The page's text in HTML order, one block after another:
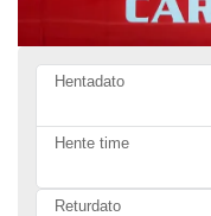
Hentadato
Hente time
Returdato